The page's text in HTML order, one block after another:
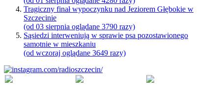
Tragiczny finał wypoczynku nad Jeziorem Głębokie w
Szczecinie
(od 03 sierpnia oglądane 3790 razy)
Sąsiedzi interweniują w sprawie psa pozostawionego
samotnie w mieszkaniu
(od wczoraj oglądane 3649 razy)